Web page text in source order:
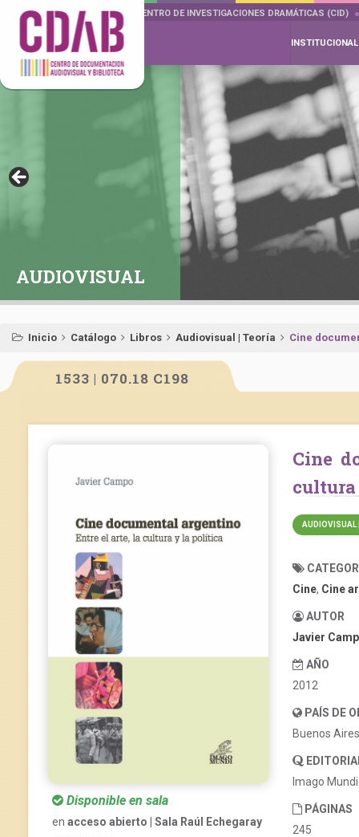
DOCUMENTA DRAMÁTICAS CENTRO DE INVESTIGACIONES DRAMÁTICAS (CID)
INSTITUCIONAL
AUDIOVISUAL
Inicio Catálogo Libros Audiovisual | Teoría Cine
1533 | 070.18 C198
Disponible en sala
en acceso abierto | Sala Raúl Echegaray
Cine documental argentino. Entre el arte, la
AUDIOVISUAL
Cine, Cine
AUTOR
Javier
AÑO
2012
PAÍS DE
Buenos
Imago Mundi
PÁGINAS
245